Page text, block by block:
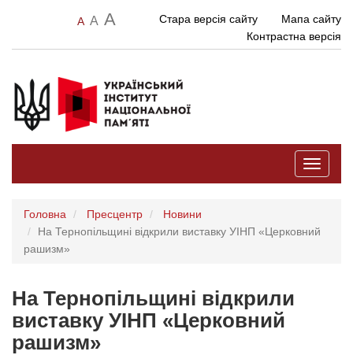
A A A Стара версія сайту
Мапа сайту
Контрастна версія
Toggle
Головна Пресцентр
Новини
На Тернопільщині відкрили виставку УІНП «Церковний
рашизм»
На Тернопільщині відкрили
виставку УІНП «Церковний
рашизм»